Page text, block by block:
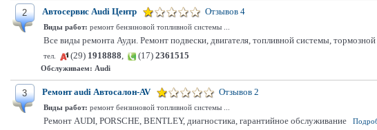
2 Автосервис Audi Центр Отзывов 4
Виды работ: ремонт бензиновой топливной системы ...
Все виды ремонта Ауди. Ремонт подвески, двигателя, топливной системы,
тел.
(29) 1918888, (17) 2361515
Обслуживаем: Audi
3 Ремонт audi Автосалон-AV Отзывов 2
Виды работ: ремонт бензиновой топливной системы ...
Ремонт AUDI, PORSCHE, BENTLEY, диагностика, гарантийное обслуживание